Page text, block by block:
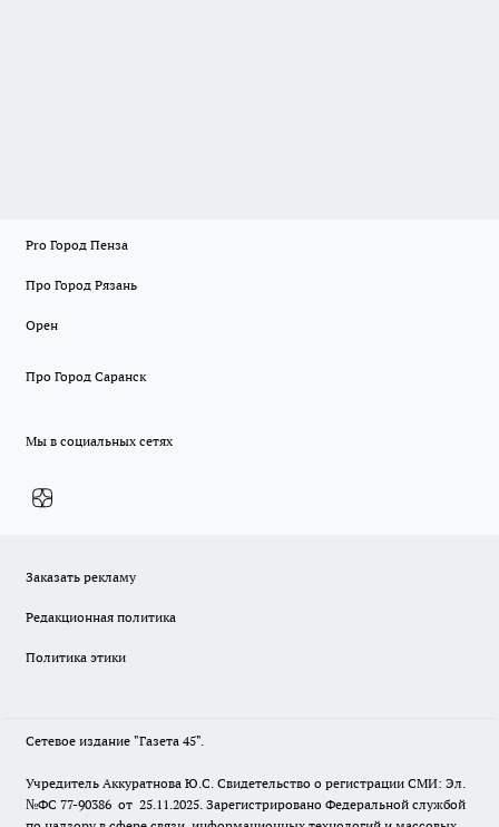
Pro Город Пенза
Про Город Рязань
Орен
Про Город Саранск
Мы в социальных сетях
Заказать рекламу
Редакционная политика
Политика этики
Сетевое издание "Газета 45".
Учредитель Аккуратнова Ю.С. Свидетельство о регистрации СМИ: Эл.
№ФС 77-90386 от 25.11.2025. Зарегистрировано Федеральной службой